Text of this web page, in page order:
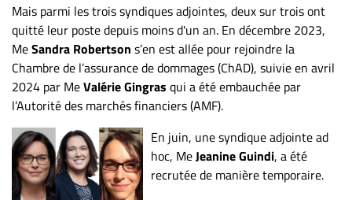
Mais parmi les trois syndiques adjointes, deux sur trois ont
quitté leur poste depuis moins d'un an. En décembre 2023,
MeSandra Robertson s’en est allée pour rejoindre la
Chambre de l’assurance de dommages (ChAD), suivie en avril
2024 par MeValérie Gingras qui a été embauchée par
l’Autorité des marchés financiers (AMF).
En juin, une syndique adjointe ad
hoc, MeJeanine Guindi, a été
recrutée de manière temporaire.